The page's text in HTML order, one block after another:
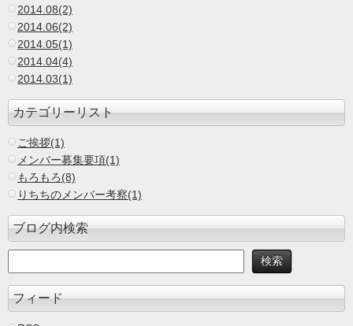
2014.08(2)
2014.06(2)
2014.05(1)
2014.04(4)
2014.03(1)
カテゴリーリスト
ご挨拶(1)
メンバー募集要項(1)
もろもろ(8)
りちちのメンバー考察(1)
ブログ内検索
フィード